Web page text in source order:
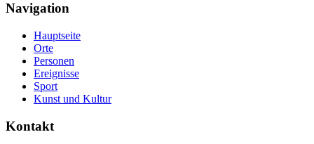
Navigation
Hauptseite
Orte
Personen
Ereignisse
Sport
Kunst und Kultur
Kontakt